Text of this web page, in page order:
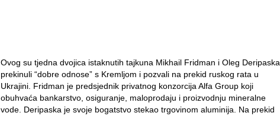
Ovog su tjedna dvojica istaknutih tajkuna Mikhail Fridman i Oleg Deripaska
prekinuli “dobre odnose” s Kremljom i pozvali na prekid ruskog rata u
Ukrajini. Fridman je predsjednik privatnog konzorcija Alfa Group koji
obuhvaća bankarstvo, osiguranje, maloprodaju i proizvodnju mineralne
vode. Deripaska je svoje bogatstvo stekao trgovinom aluminija. Na prekid